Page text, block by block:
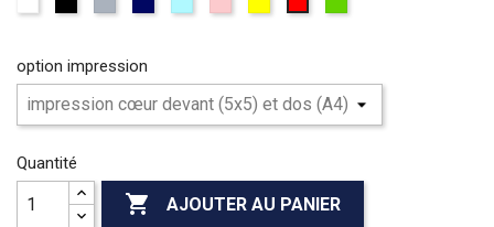
option impression
Quantité
 AJOUTER AU PANIER